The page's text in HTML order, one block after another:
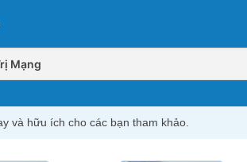
Mạng
và hữu ích cho các bạn tham khảo.